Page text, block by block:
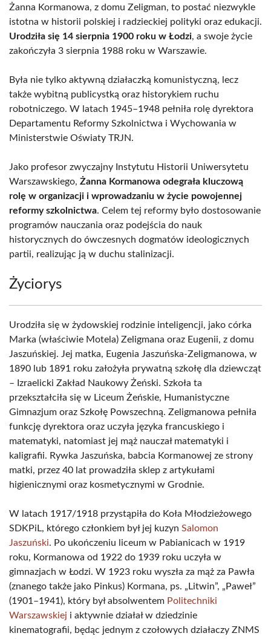
Żanna Kormanowa, z domu Zeligman, to postać niezwykle
istotna w historii polskiej i radzieckiej polityki oraz edukacji.
Urodziła się 14 sierpnia 1900 roku w Łodzi, a swoje życie
zakończyła 3 sierpnia 1988 roku w Warszawie.
Była nie tylko aktywną działaczką komunistyczną, lecz
także wybitną publicystką oraz historykiem ruchu
robotniczego. W latach 1945–1948 pełniła rolę dyrektora
Departamentu Reformy Szkolnictwa i Wychowania w
Ministerstwie Oświaty TRJN.
Jako profesor zwyczajny Instytutu Historii Uniwersytetu
Warszawskiego, Żanna Kormanowa odegrała kluczową
rolę w organizacji i wprowadzaniu w życie powojennej
reformy szkolnictwa. Celem tej reformy było dostosowanie
programów nauczania oraz podejścia do nauk
historycznych do ówczesnych dogmatów ideologicznych
partii, realizując ją w duchu stalinizacji.
Życiorys
Urodziła się w żydowskiej rodzinie inteligencji, jako córka
Marka (właściwie Motela) Zeligmana oraz Eugenii, z domu
Jaszuńskiej. Jej matka, Eugenia Jaszuńska-Zeligmanowa, w
1890 lub 1891 roku założyła prywatną szkołę dla dziewcząt
– Izraelicki Zakład Naukowy Żeński. Szkoła ta
przekształciła się w Liceum Żeńskie, Humanistyczne
Gimnazjum oraz Szkołę Powszechną. Zeligmanowa pełniła
funkcję dyrektora oraz uczyła języka francuskiego i
matematyki, natomiast jej mąż nauczał matematyki i
kaligrafii. Rywka Jaszuńska, babcia Kormanowej ze strony
matki, przez 40 lat prowadziła sklep z artykułami
higienicznymi oraz kosmetycznymi w Grodnie.
W latach 1917/1918 przystąpiła do Koła Młodzieżowego
SDKPiL, którego członkiem był jej kuzyn Salomon
Jaszuński. Po ukończeniu liceum w Pabianicach w 1919
roku, Kormanowa od 1922 do 1939 roku uczyła w
gimnazjach w Łodzi. W 1923 roku wyszła za mąż za Pawła
(znanego także jako Pinkus) Kormana, ps. „Litwin”, „Paweł”
(1901–1941), który był absolwentem Politechniki
Warszawskiej i aktywnie działał w dziedzinie
kinematografii, będąc jednym z czołowych działaczy ZNMS